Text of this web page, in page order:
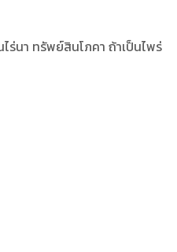
ร่นา ทรัพย์สินโภคา ถ้าเป็นไพร่